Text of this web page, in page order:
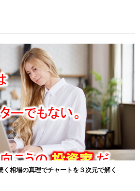
相場の真理でチャートを３次元で解く